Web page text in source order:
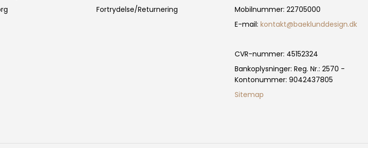
Fortrydelse/Returnering
Mobilnummer: 22705000
E-mail: kontakt@baeklunddesign.dk
CVR-nummer: 45152324
Bankoplysninger: Reg. Nr.: 2570 -
Kontonummer: 9042437805
Sitemap